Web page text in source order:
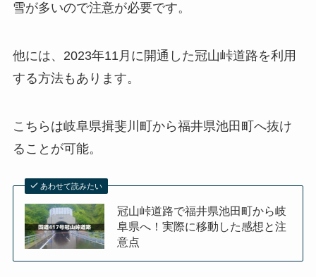
雪が多いので注意が必要です。
他には、2023年11月に開通した冠山峠道路を利用
する方法もあります。
こちらは岐阜県揖斐川町から福井県池田町へ抜け
ることが可能。
あわせて読みたい
冠山峠道路で福井県池田町から岐
阜県へ！実際に移動した感想と注
意点